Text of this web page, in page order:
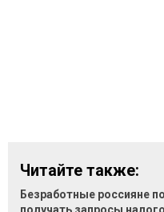
Читайте также:
Безработные россияне